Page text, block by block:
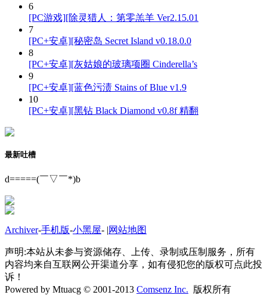
6
[PC游戏][除灵猎人：第零羔羊 Ver2.15.01
7
[PC+安卓][秘密岛 Secret Island v0.18.0.0
8
[PC+安卓][灰姑娘的玻璃项圈 Cinderella’s
9
[PC+安卓][蓝色污渍 Stains of Blue v1.9
10
[PC+安卓][黑钻 Black Diamond v0.8f 精翻
最新吐槽
d=====(￣▽￣*)b
Archiver-手机版-小黑屋- |网站地图
声明:本站从未参与资源储存、上传、录制或压制服务，所有
内容均来自互联网公开渠道分享，如有侵犯您的版权可点此投
诉！
Powered by Mtuacg © 2001-2013 Comsenz Inc. 版权所有